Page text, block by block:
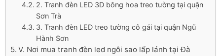
2. Tranh đèn LED 3D bông hoa treo tường tại quận
Sơn Trà
3. Tranh đèn LED treo tường cô gái tại quận Ngũ
Hành Sơn
V. Nơi mua tranh đèn led ngôi sao lấp lánh tại Đà